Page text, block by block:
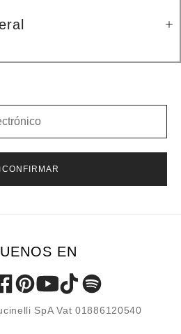
CONFIRMAR
EN
SpA Vat 01886120540